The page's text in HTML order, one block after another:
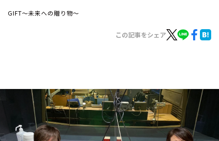
イベント・グッズ
YouTube
会社情報
GIFT～未来への贈り物～
この記事をシェア